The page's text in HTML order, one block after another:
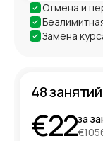
Отмена и
Замена
48 занятий
€22за